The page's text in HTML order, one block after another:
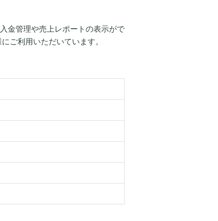
金管理や売上レポートの表示がで
ご利用いただいています。